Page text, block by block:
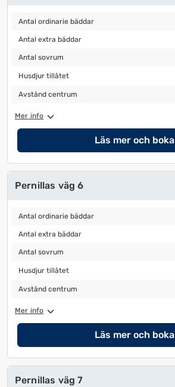
Antal ordinarie bäddar
Antal ordinarie bäddar
Antal extra bäddar
Antal extra bäddar
Antal sovrum
Antal sovrum
Husdjur tillåtet
Husdjur tillåtet
Avstånd centrum
Avstånd centrum
Mer info
Läs mer och boka
Pernillas väg 6
Antal ordinarie bäddar
Antal ordinarie bäddar
Antal extra bäddar
Antal extra bäddar
Antal sovrum
Antal sovrum
Husdjur tillåtet
Husdjur tillåtet
Avstånd centrum
Avstånd centrum
Mer info
Läs mer och boka
Pernillas väg 7